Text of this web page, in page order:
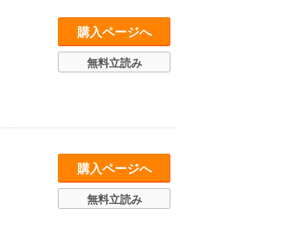
購入ページへ
無料立読み
購入ページへ
無料立読み